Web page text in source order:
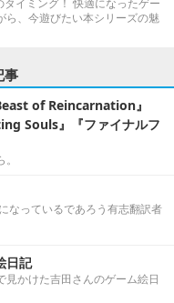
イミング！ 快適になったゲー
ら、今遊びたい本シリーズの魅
事
of Reincarnation』
Souls』『ファイナルフ
なっているであろう有志翻訳者
日記
見かけた吉田さんのゲーム絵日